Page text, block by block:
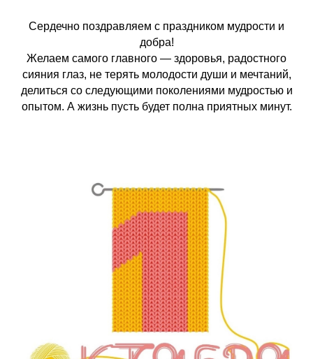
Сердечно поздравляем с праздником мудрости и
добра!
Желаем самого главного — здоровья, радостного
сияния глаз, не терять молодости души и мечтаний,
делиться со следующими поколениями мудростью и
опытом. А жизнь пусть будет полна приятных минут.